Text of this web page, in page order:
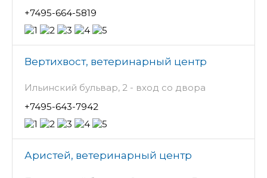
+7495-664-5819
Вертихвост, ветеринарный центр
Ильинский бульвар, 2 - вход со двора
+7495-643-7942
Аристей, ветеринарный центр